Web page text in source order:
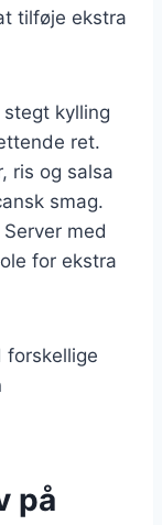
tilføje ekstra
kylling
ret.
ris og salsa
smag.
Server med
for ekstra
forskellige
på